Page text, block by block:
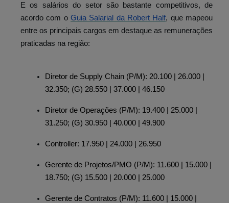
E os salários do setor são bastante competitivos, de
acordo com o Guia Salarial da Robert Half, que mapeou
entre os principais cargos em destaque as remunerações
praticadas na região:
Diretor de Supply Chain (P/M): 20.100 | 26.000 |
32.350; (G) 28.550 | 37.000 | 46.150
Diretor de Operações (P/M): 19.400 | 25.000 |
31.250; (G) 30.950 | 40.000 | 49.900
Controller: 17.950 | 24.000 | 26.950
Gerente de Projetos/PMO (P/M): 11.600 | 15.000 |
18.750; (G) 15.500 | 20.000 | 25.000
Gerente de Contratos (P/M): 11.600 | 15.000 |